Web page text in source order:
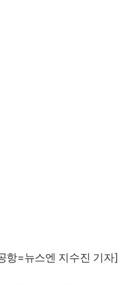
항=뉴스엔 지수진 기자]